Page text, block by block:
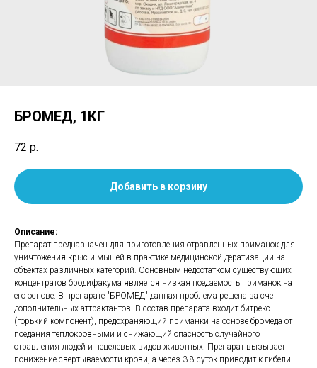
БРОМЕД, 1КГ
72 р.
Добавить в корзину
Описание:
Препарат предназначен для приготовления отравленных приманок для
уничтожения крыс и мышей в практике медицинской дератизации на
объектах различных категорий. Основным недостатком существующих
концентратов бродифакума является низкая поедаемость приманок на
его основе. В препарате "БРОМЕД" данная проблема решена за счет
дополнительных аттрактантов. В состав препарата входит битрекс
(горький компонент), предохраняющий приманки на основе бромеда от
поедания теплокровными и снижающий опасность случайного
отравления людей и нецелевых видов животных. Препарат вызывает
понижение свертываемости крови, а через 3-8 суток приводит к гибели